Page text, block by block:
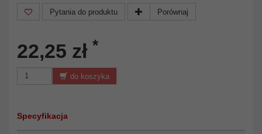
Pytania do produktu Porównaj
22,25 zł *
do koszyka
Specyfikacja